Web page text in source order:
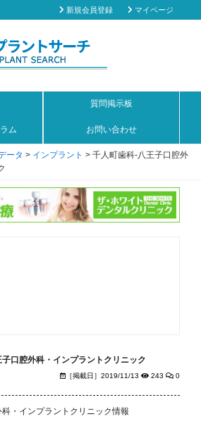
新規会員登録 マイページ
質問掲示板
ム お問い合わせ
ータ > インプラント > 千人町歯科‐八王子口腔外
子口腔外科・インプラントクリニック
［掲載日］2019/11/13 243 0
・インプラントクリニック情報